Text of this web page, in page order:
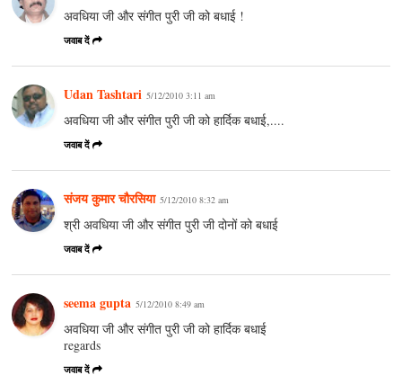
अवधिया जी और संगीत पुरी जी को बधाई !
जवाब दें
Udan Tashtari 5/12/2010 3:11 am
अवधिया जी और संगीत पुरी जी को हार्दिक बधाई,....
जवाब दें
संजय कुमार चौरसिया 5/12/2010 8:32 am
श्री अवधिया जी और संगीत पुरी जी दोनों को बधाई
जवाब दें
seema gupta 5/12/2010 8:49 am
अवधिया जी और संगीत पुरी जी को हार्दिक बधाई
regards
जवाब दें